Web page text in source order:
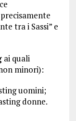
tra i Sassi” e
ai quali
minori):
uomini;
donne.